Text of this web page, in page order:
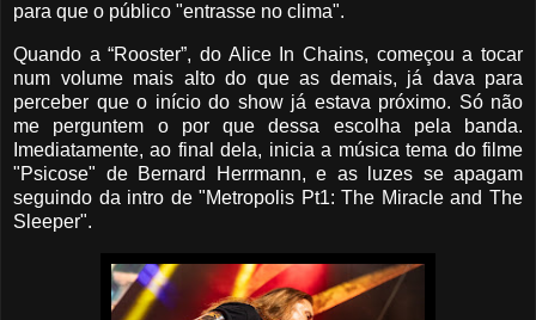
para que o público "entrasse no clima".
Quando a “Rooster”, do Alice In Chains, começou a tocar
num volume mais alto do que as demais, já dava para
perceber que o início do show já estava próximo. Só não
me perguntem o por que dessa escolha pela banda.
Imediatamente, ao final dela, inicia a música tema do filme
"Psicose" de Bernard Herrmann, e as luzes se apagam
seguindo da intro de "Metropolis Pt1: The Miracle and The
Sleeper".